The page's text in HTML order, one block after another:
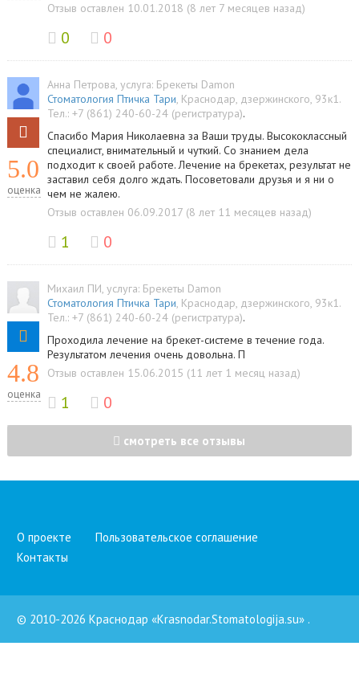
Отзыв оставлен 10.01.2018 (8 лет 7 месяцев назад)
0 0
5.0
оценка
Анна Петрова, услуга: Брекеты Damon
Стоматология Птичка Тари, Краснодар, дзержинского, 93к1.
Тел.: +7 (861) 240-60-24 (регистратура).
Спасибо Мария Николаевна за Ваши труды. Высококлассный
специалист, внимательный и чуткий. Со знанием дела
подходит к своей работе. Лечение на брекетах, результат не
заставил себя долго ждать. Посоветовали друзья и я ни о
чем не жалею.
Отзыв оставлен 06.09.2017 (8 лет 11 месяцев назад)
1 0
4.8
оценка
Михаил ПИ, услуга: Брекеты Damon
Стоматология Птичка Тари, Краснодар, дзержинского, 93к1.
Тел.: +7 (861) 240-60-24 (регистратура).
Проходила лечение на брекет-системе в течение года.
Результатом лечения очень довольна. П
Отзыв оставлен 15.06.2015 (11 лет 1 месяц назад)
1 0
смотреть все отзывы
О проекте
Пользовательское соглашение
Контакты
© 2010-2026 Краснодар «Krasnodar.Stomatologija.su» .